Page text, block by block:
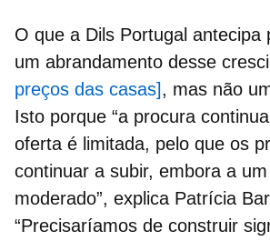
O que a Dils Portugal antecipa
um abrandamento desse
preços das casas], mas não
Isto porque “a procura
oferta é limitada, pelo que os
continuar a subir, embora a
moderado”, explica Patrícia
“Precisaríamos de construir